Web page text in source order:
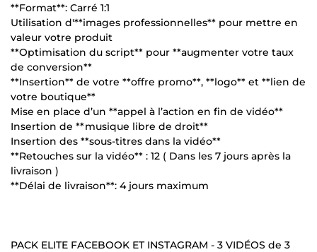
**Format**: Carré 1:1
Utilisation d'**images professionnelles** pour mettre en
valeur votre produit
**Optimisation du script** pour **augmenter votre taux
de conversion**
**Insertion** de votre **offre promo**, **logo** et **lien de
votre boutique**
Mise en place d’un **appel à l’action en fin de vidéo**
Insertion de **musique libre de droit**
Insertion des **sous-titres dans la vidéo**
**Retouches sur la vidéo** : 12 ( Dans les 7 jours après la
livraison )
**Délai de livraison**: 4 jours maximum
PACK ELITE FACEBOOK ET INSTAGRAM - 3 VIDÉOS de 3